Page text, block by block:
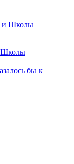
Школы
бы к